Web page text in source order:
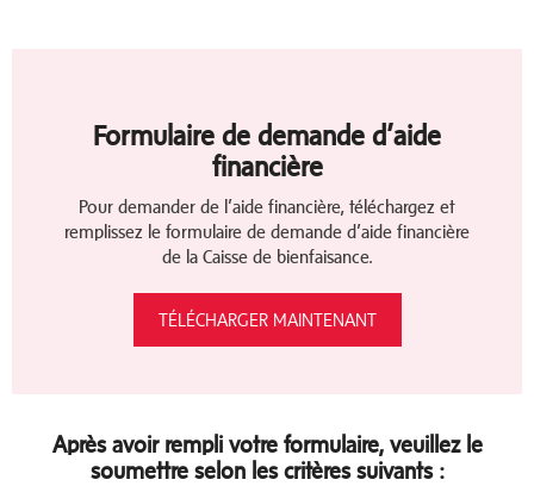
Formulaire de demande d’aide
financière
Pour demander de l’aide financière, téléchargez et
remplissez le formulaire de demande d’aide financière
de la Caisse de bienfaisance.
TÉLÉCHARGER MAINTENANT
Après avoir rempli votre formulaire, veuillez le
soumettre selon les critères suivants :